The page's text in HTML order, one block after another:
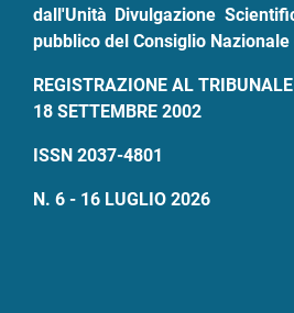
dall'Unità Divulgazione
pubblico del Consiglio
REGISTRAZIONE AL
18 SETTEMBRE 2002
ISSN 2037-4801
N. 6 - 16 LUGLIO 2026